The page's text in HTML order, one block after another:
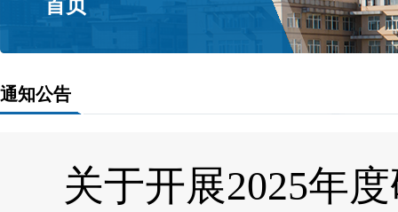
首页
通知公告
关于开展2025年